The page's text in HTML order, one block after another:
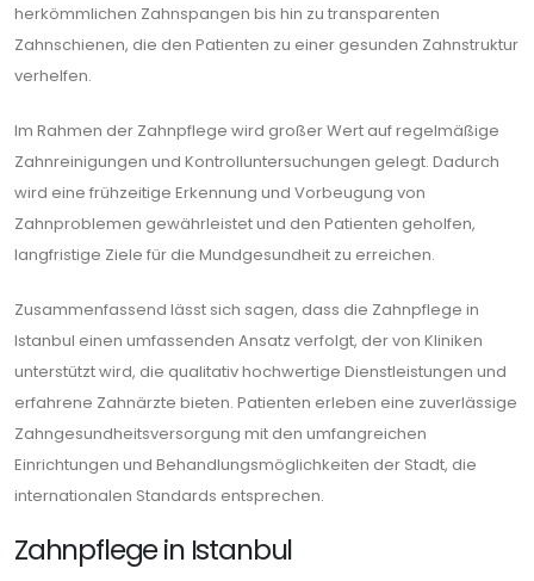
herkömmlichen Zahnspangen bis hin zu transparenten
Zahnschienen, die den Patienten zu einer gesunden Zahnstruktur
verhelfen.
Im Rahmen der Zahnpflege wird großer Wert auf regelmäßige
Zahnreinigungen und Kontrolluntersuchungen gelegt. Dadurch
wird eine frühzeitige Erkennung und Vorbeugung von
Zahnproblemen gewährleistet und den Patienten geholfen,
langfristige Ziele für die Mundgesundheit zu erreichen.
Zusammenfassend lässt sich sagen, dass die Zahnpflege in
Istanbul einen umfassenden Ansatz verfolgt, der von Kliniken
unterstützt wird, die qualitativ hochwertige Dienstleistungen und
erfahrene Zahnärzte bieten. Patienten erleben eine zuverlässige
Zahngesundheitsversorgung mit den umfangreichen
Einrichtungen und Behandlungsmöglichkeiten der Stadt, die
internationalen Standards entsprechen.
Zahnpflege in Istanbul